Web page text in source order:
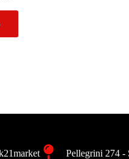
Pellegrini 274 -